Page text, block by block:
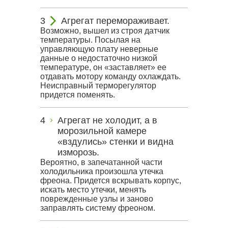
Агрегат перемораживает.
Возможно, вышел из строя датчик
температуры. Посылая на
управляющую плату неверные
данные о недостаточно низкой
температуре, он «заставляет» ее
отдавать мотору команду охлаждать.
Неисправный терморегулятор
придется поменять.
Агрегат не холодит, а в
морозильной камере
«вздулись» стенки и видна
изморозь.
Вероятно, в запечатанной части
холодильника произошла утечка
фреона. Придется вскрывать корпус,
искать место утечки, менять
поврежденные узлы и заново
заправлять систему фреоном.